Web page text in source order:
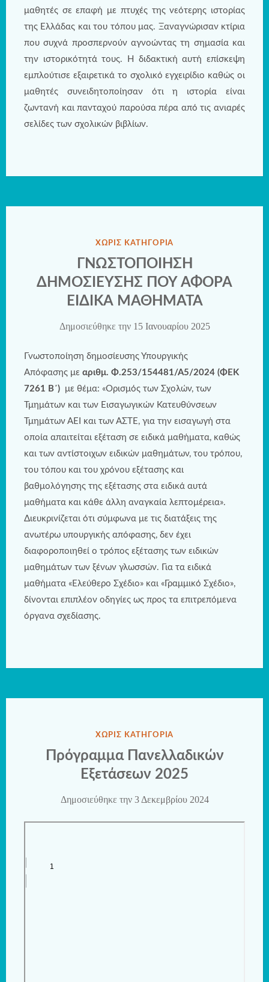
μαθητές σε επαφή με πτυχές της νεότερης ιστορίας
της Ελλάδας και του τόπου μας. Ξαναγνώρισαν κτίρια
που συχνά προσπερνούν αγνοώντας τη σημασία και
την ιστορικότητά τους. Η διδακτική αυτή επίσκεψη
εμπλούτισε εξαιρετικά το σχολικό εγχειρίδιο καθώς οι
μαθητές συνειδητοποίησαν ότι η ιστορία είναι
ζωντανή και πανταχού παρούσα πέρα από τις ανιαρές
σελίδες των σχολικών βιβλίων.
ΔΗΜΟΣΙΕΎΘΗΚΕ
ΣΤΗΝ
ΧΩΡΊΣ ΚΑΤΗΓΟΡΊΑ
ΓΝΩΣΤΟΠΟΙΗΣΗ
ΔΗΜΟΣΙΕΥΣΗΣ ΠΟΥ ΑΦΟΡΑ
ΕΙΔΙΚΑ ΜΑΘΗΜΑΤΑ
Δημοσιεύθηκε την 15 Ιανουαρίου 2025
Γνωστοποίηση δημοσίευσης Υπουργικής
Απόφασης με αριθμ. Φ.253/154481/Α5/2024 (ΦΕΚ
7261 Β΄) με θέμα: «Ορισμός των Σχολών, των
Τμημάτων και των Εισαγωγικών Κατευθύνσεων
Τμημάτων ΑΕΙ και των ΑΣΤΕ, για την εισαγωγή στα
οποία απαιτείται εξέταση σε ειδικά μαθήματα, καθώς
και των αντίστοιχων ειδικών μαθημάτων, του τρόπου,
του τόπου και του χρόνου εξέτασης και
βαθμολόγησης της εξέτασης στα ειδικά αυτά
μαθήματα και κάθε άλλη αναγκαία λεπτομέρεια».
Διευκρινίζεται ότι σύμφωνα με τις διατάξεις της
ανωτέρω υπουργικής απόφασης, δεν έχει
διαφοροποιηθεί ο τρόπος εξέτασης των ειδικών
μαθημάτων των ξένων γλωσσών. Για τα ειδικά
μαθήματα «Ελεύθερο Σχέδιο» και «Γραμμικό Σχέδιο»,
δίνονται επιπλέον οδηγίες ως προς τα επιτρεπόμενα
όργανα σχεδίασης.
ΔΗΜΟΣΙΕΎΘΗΚΕ
ΧΩΡΊΣ ΚΑΤΗΓΟΡΊΑ
Πρόγραμμα Πανελλαδικών
Εξετάσεων 2025
Δημοσιεύθηκε την 3 Δεκεμβρίου 2024